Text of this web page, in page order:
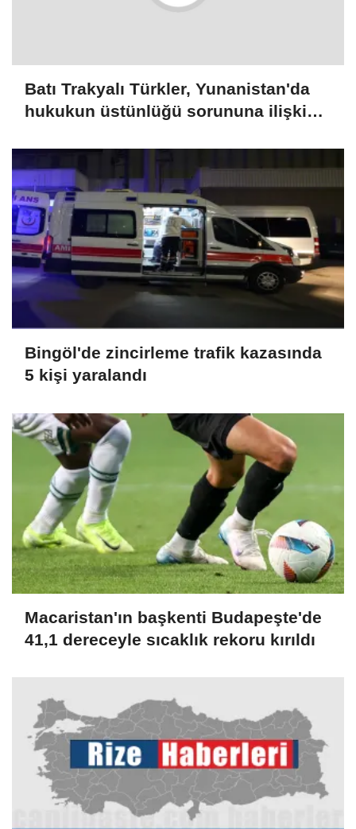
Batı Trakyalı Türkler, Yunanistan'da
hukukun üstünlüğü sorununa ilişkin
Bingöl'de zincirleme trafik kazasında
5 kişi yaralandı
Macaristan'ın başkenti Budapeşte'de
41,1 dereceyle sıcaklık rekoru kırıldı